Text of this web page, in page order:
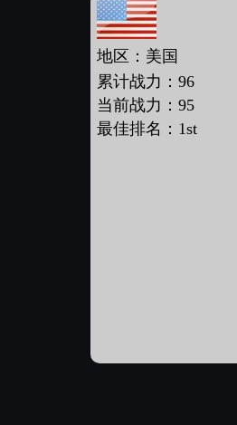
地区：美国
累计战力：96
当前战力：95
最佳排名：1st